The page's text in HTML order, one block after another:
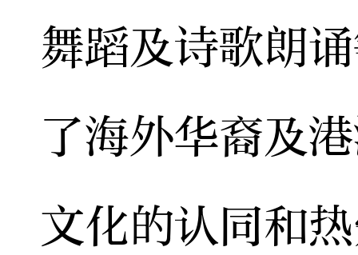
舞蹈及诗歌朗
了海外华裔及
文化的认同和